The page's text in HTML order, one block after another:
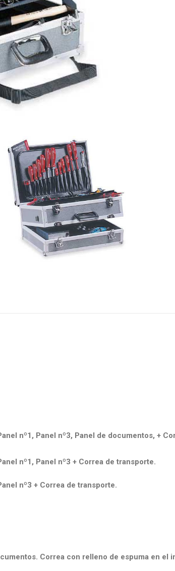
nº1, Panel nº3, Panel de documentos, +
nº1, Panel nº3 + Correa de transporte.
nº3 + Correa de transporte.
Correa con relleno de espuma en el